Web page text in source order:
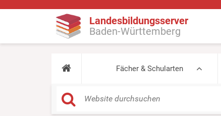
Landesbildungsserver
Baden-Württemberg
Fächer & Schularten